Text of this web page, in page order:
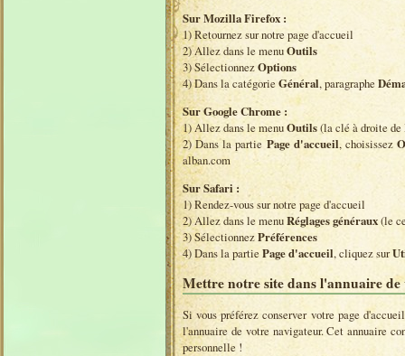
Sur Mozilla Firefox :
1) Retournez sur notre page d'accueil
2) Allez dans le menuOutils
3) SélectionnezOptions
4) Dans la catégorieGénéral, paragraphe
Sur Google Chrome :
1) Allez dans le menuOutils(la clé à droite de
2) Dans la partie Page d'accueil, choisissez
alban.com
Sur Safari :
1) Rendez-vous sur notre page d'accueil
2) Allez dans le menuRéglages généraux(le
3) SélectionnezPréférences
4) Dans la partie Page d'accueil, cliquez sur
Mettre notre site dans l'annuaire de
Si vous préférez conserver votre page
l'annuaire de votre navigateur. Cet annuaire
personnelle !